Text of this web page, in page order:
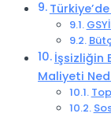
İşsizliğin
Maliyeti